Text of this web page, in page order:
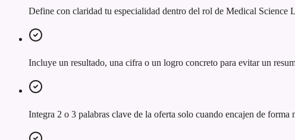
Define con claridad tu especialidad dentro del rol de Medical Science
Incluye un resultado, una cifra o un logro concreto para evitar un
Integra 2 o 3 palabras clave de la oferta solo cuando encajen de forma